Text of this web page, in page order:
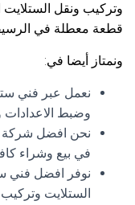
وتركيب ونقل
قطعة معطلة في
ونمتاز أيضا في:
نعمل عبر فني
وضبط
نحن افضل شركة
في بيع وشراء
نوفر افضل فني
الستلايت